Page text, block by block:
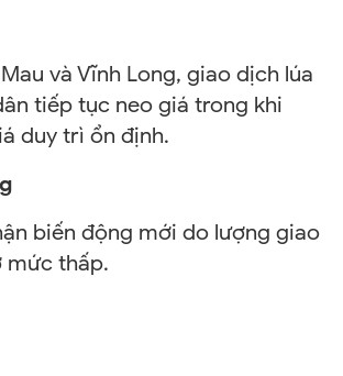
và Vĩnh Long, giao dịch lúa
tiếp tục neo giá trong khi
duy trì ổn định.
biến động mới do lượng giao
mức thấp.